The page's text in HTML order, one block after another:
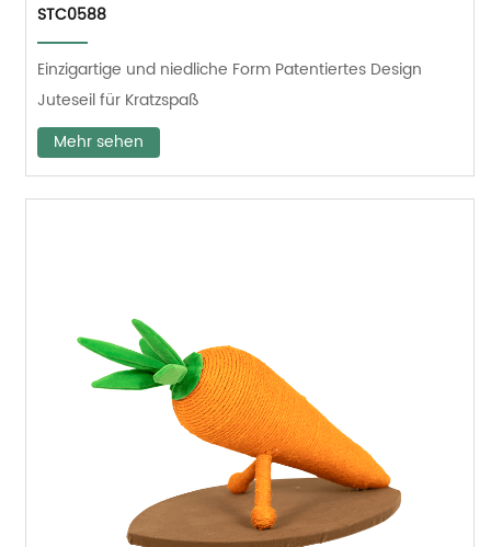
STC0588
Einzigartige und niedliche Form Patentiertes Design
Juteseil für Kratzspaß
Mehr sehen